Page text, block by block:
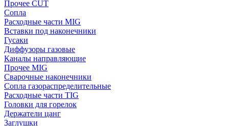
Прочее CUT
Сопла
Расходные части MIG
Вставки под наконечники
Гусаки
Диффузоры газовые
Каналы направляющие
Прочее MIG
Сварочные наконечники
Сопла газораспределительные
Расходные части TIG
Головки для горелок
Держатели цанг
Заглушки